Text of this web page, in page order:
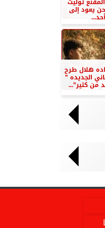
يعود إلى
أحد...
هلال طرح
الجديده ”
من كتير”...